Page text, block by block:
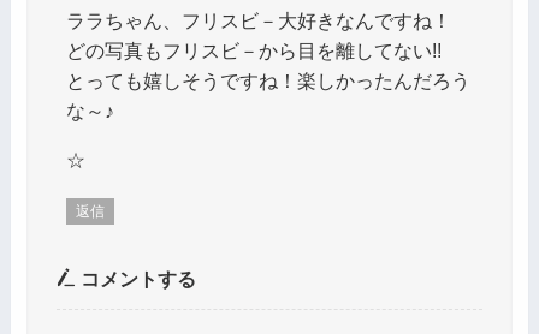
ララちゃん、フリスビ－大好きなんですね！
どの写真もフリスビ－から目を離してない!!
とっても嬉しそうですね！楽しかったんだろう
な～♪
☆
返信
コメントする